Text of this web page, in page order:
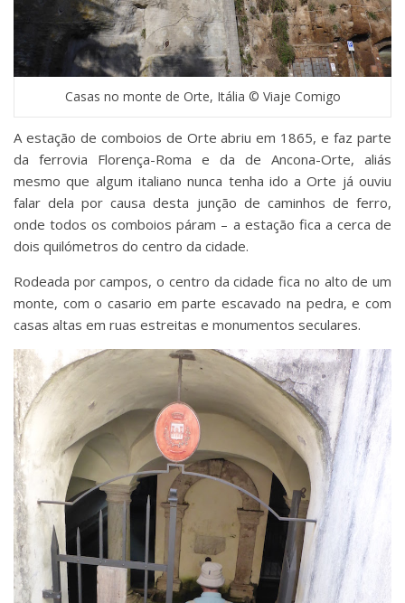
Casas no monte de Orte, Itália © Viaje Comigo
A estação de comboios de Orte abriu em 1865, e faz parte
da ferrovia Florença-Roma e da de Ancona-Orte, aliás
mesmo que algum italiano nunca tenha ido a Orte já ouviu
falar dela por causa desta junção de caminhos de ferro,
onde todos os comboios páram – a estação fica a cerca de
dois quilómetros do centro da cidade.
Rodeada por campos, o centro da cidade fica no alto de um
monte, com o casario em parte escavado na pedra, e com
casas altas em ruas estreitas e monumentos seculares.